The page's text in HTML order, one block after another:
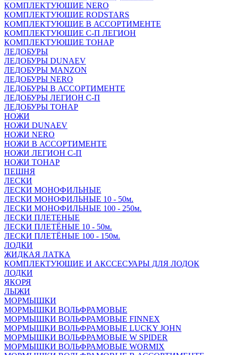
КОМПЛЕКТУЮЩИЕ NERO
КОМПЛЕКТУЮЩИЕ RODSTARS
КОМПЛЕКТУЮЩИЕ В АССОРТИМЕНТЕ
КОМПЛЕКТУЮЩИЕ С-П ЛЕГИОН
КОМПЛЕКТУЮЩИЕ ТОНАР
ЛЕДОБУРЫ
ЛЕДОБУРЫ DUNAEV
ЛЕДОБУРЫ MANZON
ЛЕДОБУРЫ NERO
ЛЕДОБУРЫ В АССОРТИМЕНТЕ
ЛЕДОБУРЫ ЛЕГИОН С-П
ЛЕДОБУРЫ ТОНАР
НОЖИ
НОЖИ DUNAEV
НОЖИ NERO
НОЖИ В АССОРТИМЕНТЕ
НОЖИ ЛЕГИОН С-П
НОЖИ ТОНАР
ПЕШНЯ
ЛЕСКИ
ЛЕСКИ МОНОФИЛЬНЫЕ
ЛЕСКИ МОНОФИЛЬНЫЕ 10 - 50м.
ЛЕСКИ МОНОФИЛЬНЫЕ 100 - 250м.
ЛЕСКИ ПЛЕТЕНЫЕ
ЛЕСКИ ПЛЕТЁНЫЕ 10 - 50м.
ЛЕСКИ ПЛЕТЁНЫЕ 100 - 150м.
ЛОДКИ
ЖИДКАЯ ЛАТКА
КОМПЛЕКТУЮЩИЕ И АКССЕСУАРЫ ДЛЯ ЛОДОК
ЛОДКИ
ЯКОРЯ
ЛЫЖИ
МОРМЫШКИ
МОРМЫШКИ ВОЛЬФРАМОВЫЕ
МОРМЫШКИ ВОЛЬФРАМОВЫЕ FINNEX
МОРМЫШКИ ВОЛЬФРАМОВЫЕ LUCKY JOHN
МОРМЫШКИ ВОЛЬФРАМОВЫЕ W SPIDER
МОРМЫШКИ ВОЛЬФРАМОВЫЕ WORMIX